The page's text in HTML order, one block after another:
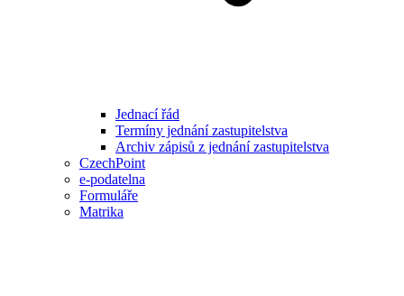
Jednací řád
Termíny jednání zastupitelstva
Archiv zápisů z jednání zastupitelstva
CzechPoint
e-podatelna
Formuláře
Matrika